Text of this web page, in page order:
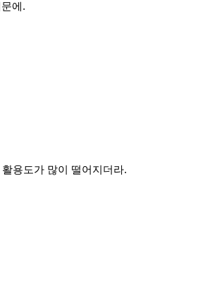
에.
용도가 많이 떨어지더라.